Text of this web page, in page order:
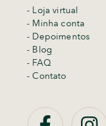
- Loja virtual
- Minha conta
- Depoimentos
- Blog
- FAQ
- Contato